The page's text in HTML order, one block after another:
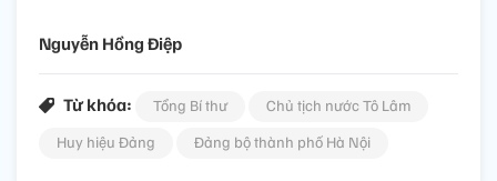
Nguyễn Hồng Điệp
Từ khóa: Tổng Bí thư
Chủ tịch nước Tô Lâm
Huy hiệu Đảng
Đảng bộ thành phố Hà Nội